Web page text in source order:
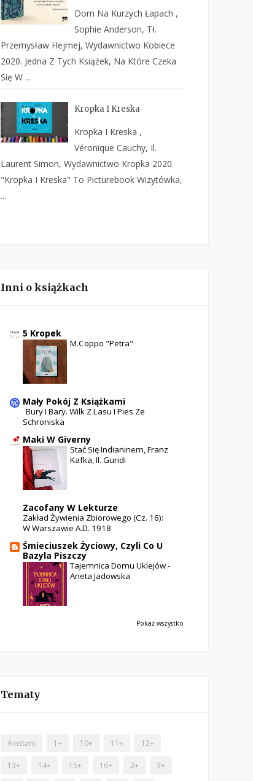
Dom Na Kurzych Łapach ,
Sophie Anderson, Tł.
Przemysław Hejmej, Wydawnictwo Kobiece
2020. Jedna Z Tych Książek, Na Które Czeka
Się W ...
Kropka I Kreska
Kropka I Kreska ,
Véronique Cauchy, Il.
Laurent Simon, Wydawnictwo Kropka 2020.
"Kropka I Kreska" To Picturebook Wizytówka,
...
Inni o książkach
5 Kropek
M.Coppo "Petra"
Mały Pokój Z Książkami
Bury I Bary. Wilk Z Lasu I Pies Ze
Schroniska
Maki W Giverny
Stać Się Indianinem, Franz
Kafka, Il. Guridi
Zacofany W Lekturze
Zakład Żywienia Zbiorowego (cz. 16):
W Warszawie A.D. 1918
Śmieciuszek Życiowy, Czyli Co U
Bazyla Piszczy
Tajemnica Domu Uklejów -
Aneta Jadowska
Pokaż wszystko
Tematy
#instant 1+ 10+ 11+ 12+
13+ 14+ 15+ 16+ 2+ 3+